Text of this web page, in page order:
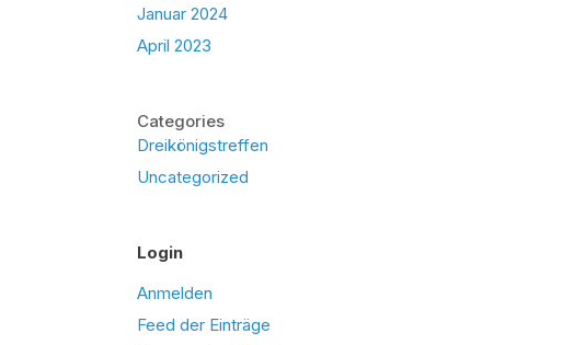
Januar 2024
April 2023
Categories
Dreikönigstreffen
Uncategorized
Login
Anmelden
Feed der Einträge